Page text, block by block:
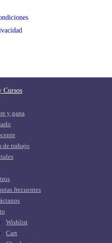
Cursos
y gana
de trabajo
frecuentes
Wishlist
Cart